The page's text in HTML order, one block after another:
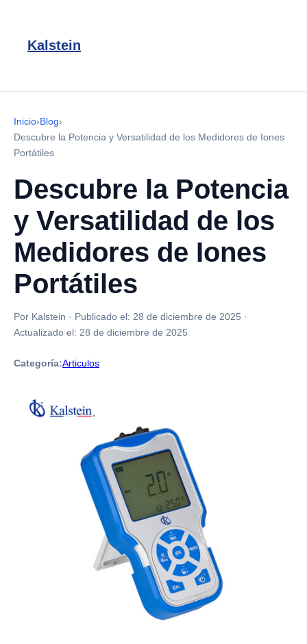
Kalstein
Inicio›Blog›
Descubre la Potencia y Versatilidad de los Medidores de Iones
Portátiles
Descubre la Potencia
y Versatilidad de los
Medidores de Iones
Portátiles
Por Kalstein · Publicado el: 28 de diciembre de 2025 ·
Actualizado el: 28 de diciembre de 2025
Categoría:Articulos